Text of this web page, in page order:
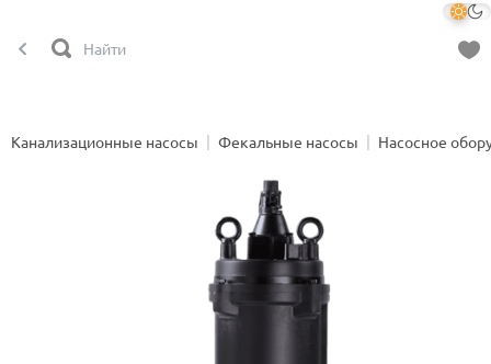
Канализационные насосы Фекальные насосы Насосное